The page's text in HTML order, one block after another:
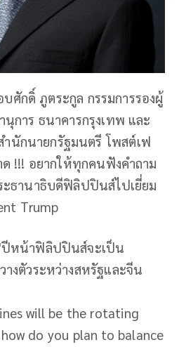
ศักดิ์ ภูตระกูล กรรมการรองผู้
การ ธนาคารกรุงเทพ และ
นักนายกรัฐมนตรี โพสต์เฟ
!!! อยากให้ทุกคนฟังคำถาม
ะธานาธิบดีฟิลิปปินส์ไปเยี่ยม
Trump
ปีหน้าฟิลิปปินส์จะเป็น
งตัวระหว่างสหรัฐและจีน
will be the rotating
how do you plan to balance